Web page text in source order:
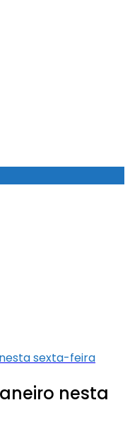
sexta-feira
nesta